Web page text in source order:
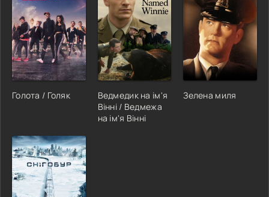
Голота / Голяк
Ведмедик на ім'я
Вінні / Ведмежа
на ім'я Вінні
Зелена миля